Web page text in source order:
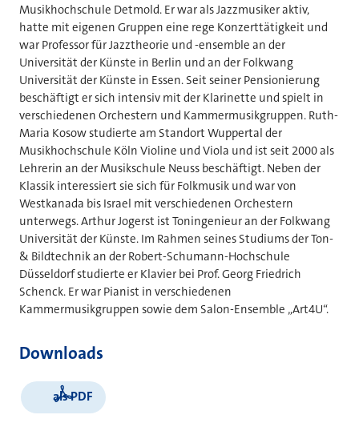
Musikhochschule Detmold. Er war als Jazzmusiker aktiv,
hatte mit eigenen Gruppen eine rege Konzerttätigkeit und
war Professor für Jazztheorie und -ensemble an der
Universität der Künste in Berlin und an der Folkwang
Universität der Künste in Essen. Seit seiner Pensionierung
beschäftigt er sich intensiv mit der Klarinette und spielt in
verschiedenen Orchestern und Kammermusikgruppen. Ruth-
Maria Kosow studierte am Standort Wuppertal der
Musikhochschule Köln Violine und Viola und ist seit 2000 als
Lehrerin an der Musikschule Neuss beschäftigt. Neben der
Klassik interessiert sie sich für Folkmusik und war von
Westkanada bis Israel mit verschiedenen Orchestern
unterwegs. Arthur Jogerst ist Toningenieur an der Folkwang
Universität der Künste. Im Rahmen seines Studiums der Ton-
& Bildtechnik an der Robert-Schumann-Hochschule
Düsseldorf studierte er Klavier bei Prof. Georg Friedrich
Schenck. Er war Pianist in verschiedenen
Kammermusikgruppen sowie dem Salon-Ensemble „Art4U“.
Downloads
als PDF